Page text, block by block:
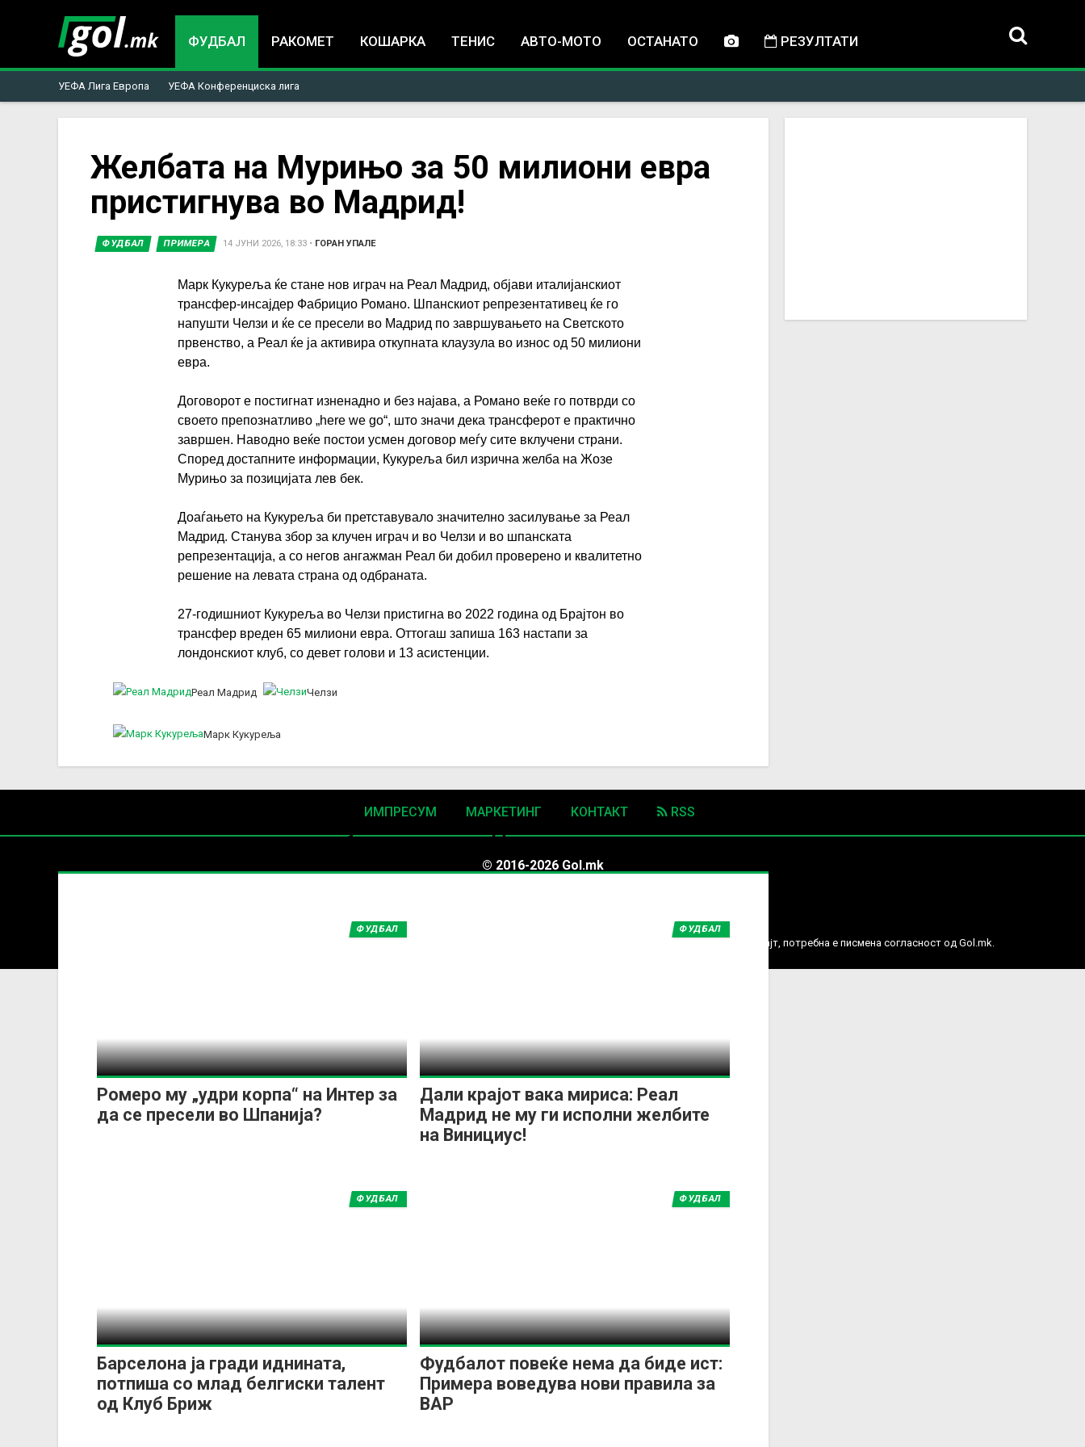
ФУДБАЛ РАКОМЕТ КОШАРКА ТЕНИС АВТО-МОТО ОСТАНАТО РЕЗУЛТАТИ
УЕФА Лига Европа УЕФА Конференциска лига
You
here
Желбата на Мурињо за 50 милиони евра
пристигнува во Мадрид!
ФУДБАЛ ПРИМЕРА 14 ЈУНИ 2026, 18:33• ГОРАН УПАЛЕ
Марк Кукуреља ќе стане нов играч на Реал Мадрид, објави италијанскиот
трансфер-инсајдер Фабрицио Романо. Шпанскиот репрезентативец ќе го
напушти Челзи и ќе се пресели во Мадрид по завршувањето на Светското
првенство, а Реал ќе ја активира откупната клаузула во износ од 50 милиони
евра.
Договорот е постигнат изненадно и без најава, а Романо веќе го потврди со
своето препознатливо „here we go“, што значи дека трансферот е практично
завршен. Наводно веќе постои усмен договор меѓу сите вклучени страни.
Според достапните информации, Кукуреља бил изрична желба на Жозе
Мурињо за позицијата лев бек.
Доаѓањето на Кукуреља би претставувало значително засилување за Реал
Мадрид. Станува збор за клучен играч и во Челзи и во шпанската
репрезентација, а со негов ангажман Реал би добил проверено и квалитетно
решение на левата страна од одбраната.
27-годишниот Кукуреља во Челзи пристигна во 2022 година од Брајтон во
трансфер вреден 65 милиони евра. Оттогаш запиша 163 настапи за
лондонскиот клуб, со девет голови и 13 асистенции.
Реал Мадрид Челзи
Марк Кукуреља
Најнови вести од
Ромеро му „удри корпа“ на Интер за
да се пресели во Шпанија?
ФУДБАЛ
Дали крајот вака мириса: Реал
Мадрид не му ги исполни желбите
на Винициус!
ФУДБАЛ
Барселона ја гради иднината,
потпиша со млад белгиски талент
од Клуб Бриж
ФУДБАЛ
Фудбалот повеќе нема да биде ист:
Примера воведува нови правила за
ВАР
ФУДБАЛ
ИМПРЕСУМ МАРКЕТИНГ КОНТАКТ RSS
© 2016-2026 Gol.mk
Содржините на Gol.mk се заштитени со Законот за авторското право и сродните права.
За секоја форма на распространување, репродукција или комерцијална употреба на текстови, фотографии или податоци од овој веб сајт, потребна е писмена согласност од Gol.mk.